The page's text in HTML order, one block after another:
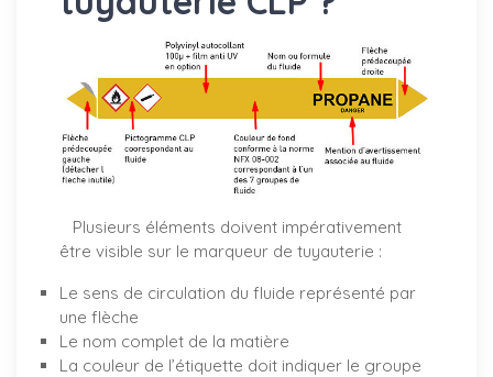
Plusieurs éléments doivent impérativement
être visible sur le marqueur de tuyauterie :
Le sens de circulation du fluide représenté par
une flèche
Le nom complet de la matière
La couleur de l’étiquette doit indiquer le groupe